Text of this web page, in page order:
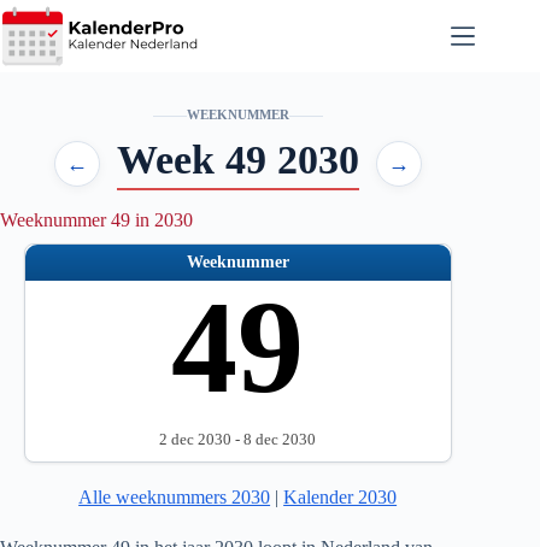
Ga
naar
de
WEEKNUMMER
← Week 49 2030 →
Weeknummer 49 in 2030
Weeknummer
49
2 dec 2030 - 8 dec 2030
Alle weeknummers 2030 |Kalender 2030